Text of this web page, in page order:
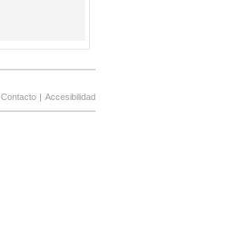
Contacto | Accesibilidad